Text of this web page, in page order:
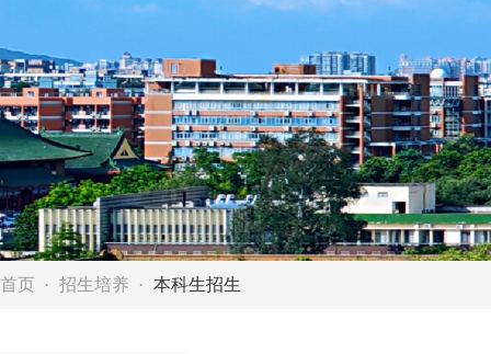
首页 招生培养 本科生招生